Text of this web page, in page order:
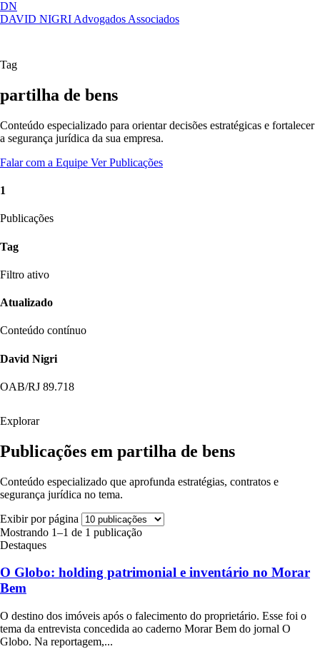
DN
DAVID NIGRI Advogados Associados
Artigos, sentenças, áreas de atuação,
Tag
partilha de bens
Conteúdo especializado para orientar decisões estratégicas e fortalecer
a segurança jurídica da sua empresa.
Falar com a Equipe Ver Publicações
1
Publicações
Tag
Filtro ativo
Atualizado
Conteúdo contínuo
David Nigri
OAB/RJ 89.718
Explorar
Publicações em partilha de bens
Conteúdo especializado que aprofunda estratégias, contratos e
segurança jurídica no tema.
Exibir por página
Mostrando 1–1 de 1 publicação
Destaques
O Globo: holding patrimonial e inventário no Morar
Bem
O destino dos imóveis após o falecimento do proprietário. Esse foi o
tema da entrevista concedida ao caderno Morar Bem do jornal O
Globo. Na reportagem,...